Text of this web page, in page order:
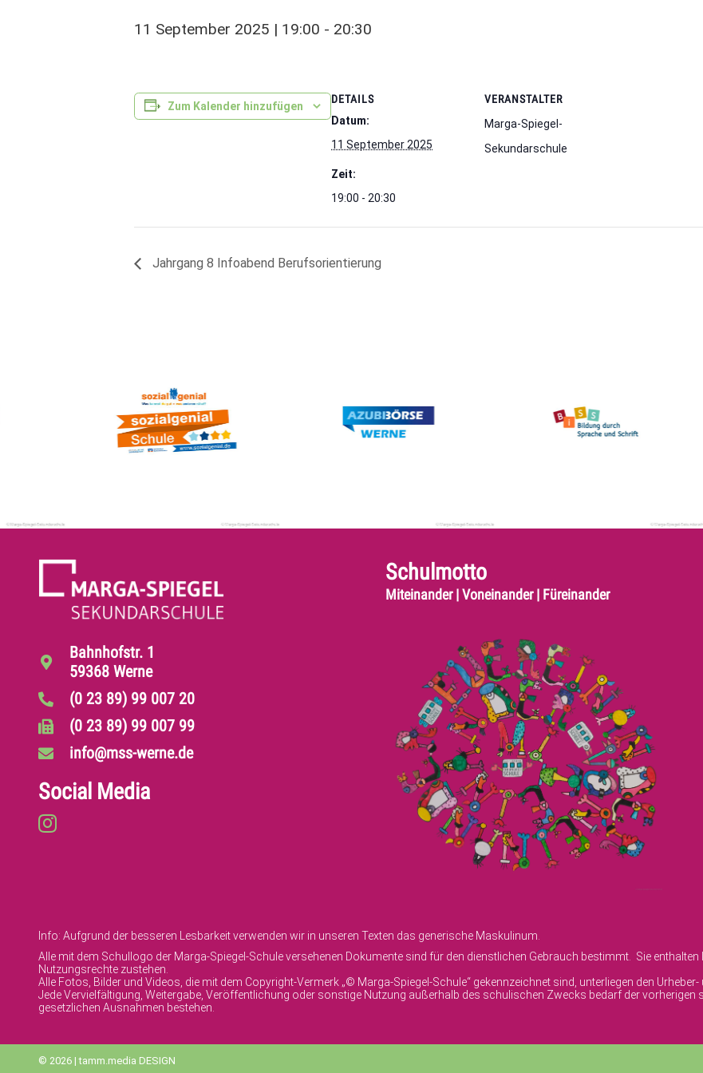
11 September 2025 | 19:00 - 20:30
Zum Kalender hinzufügen
DETAILS
Datum:
11 September 2025
Zeit:
19:00 - 20:30
VERANSTALTER
Marga-Spiegel-
Sekundarschule
Jahrgang 8 Infoabend Berufsorientierung
Bahnhofstr. 1
59368 Werne
(0 23 89) 99 007 20
(0 23 89) 99 007 99
info@mss-werne.de
Social Media
Schulmotto
Miteinander | Voneinander | Füreinander
Info: Aufgrund der besseren Lesbarkeit verwenden wir in unseren Texten das generische Maskulinum.
Alle mit dem Schullogo der Marga-Spiegel-Schule versehenen Dokumente sind für den dienstlichen Gebrauch bestimmt. Sie
Nutzungsrechte zustehen.
Alle Fotos, Bilder und Videos, die mit dem Copyright-Vermerk „© Marga-Spiegel-Schule“ gekennzeichnet sind, unterliegen den
Jede Vervielfältigung, Weitergabe, Veröffentlichung oder sonstige Nutzung außerhalb des schulischen Zwecks bedarf der
gesetzlichen Ausnahmen bestehen.
© 2026 | tamm.media DESIGN